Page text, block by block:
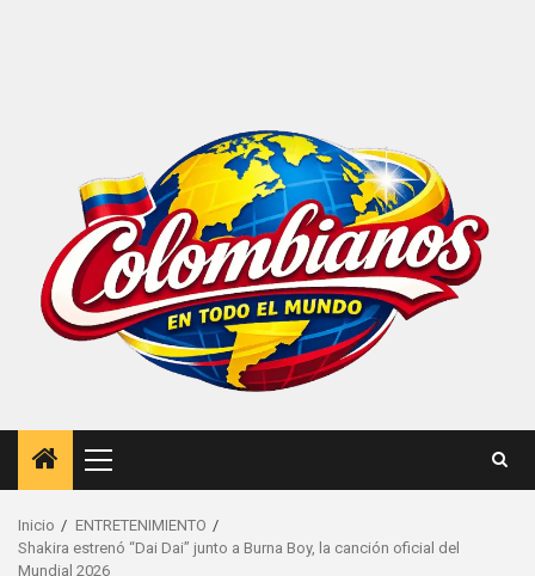
Menú
principal
Inicio
ENTRETENIMIENTO
Shakira estrenó “Dai Dai” junto a Burna Boy, la canción oficial del
Mundial 2026